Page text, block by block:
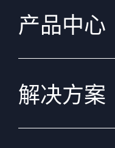
产品中心
解决方案